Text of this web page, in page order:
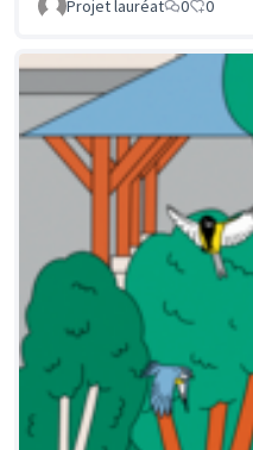
Projet lauréat 0 0